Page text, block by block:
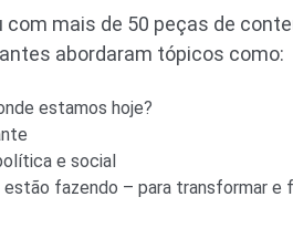
mais de 50 peças de
abordaram tópicos como:
estamos hoje?
e social
fazendo – para transformar e